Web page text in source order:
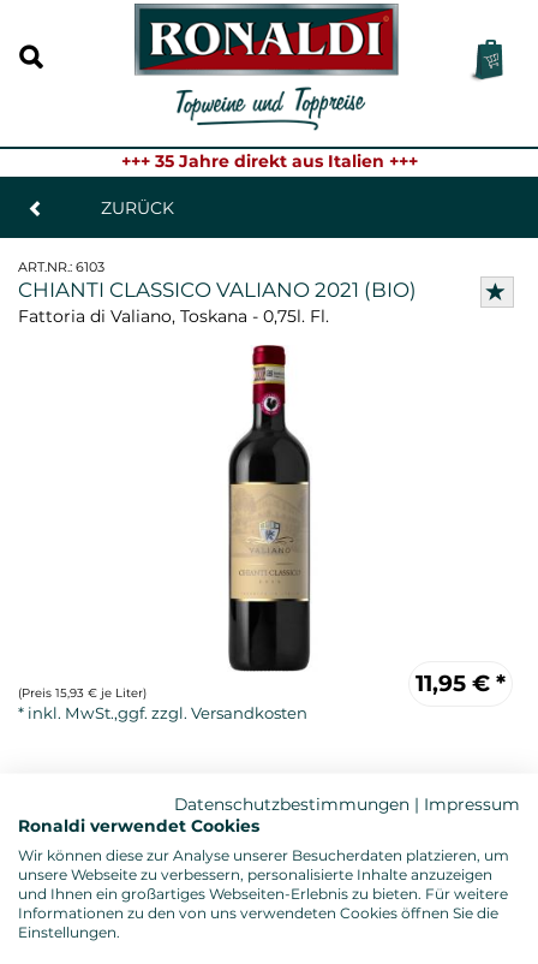
+++ 35 Jahre direkt aus Italien +++
ZURÜCK
ART.NR.: 6103
CHIANTI CLASSICO VALIANO 2021 (BIO)
Fattoria di Valiano, Toskana - 0,75l. Fl.
11,95 € *
(Preis 15,93 € je Liter)
Rotwein, trocken
Anbau: biologisch, ÖKO-Kontrollnummer: IT-BIO-014
Datenschutzbestimmungen | Impressum
Ronaldi verwendet Cookies
Wir können diese zur Analyse unserer Besucherdaten platzieren, um
unsere Webseite zu verbessern, personalisierte Inhalte anzuzeigen
und Ihnen ein großartiges Webseiten-Erlebnis zu bieten. Für weitere
Informationen zu den von uns verwendeten Cookies öffnen Sie die
Einstellungen.